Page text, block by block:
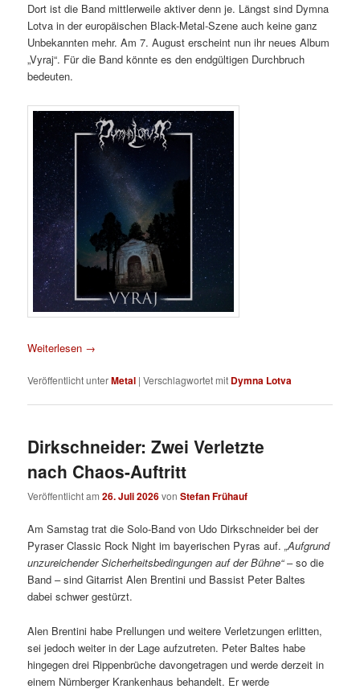
Dort ist die Band mittlerweile aktiver denn je. Längst sind Dymna
Lotva in der europäischen Black-Metal-Szene auch keine ganz
Unbekannten mehr. Am 7. August erscheint nun ihr neues Album
„Vyraj“. Für die Band könnte es den endgültigen Durchbruch
bedeuten.
Weiterlesen →
Veröffentlicht unterMetal |Verschlagwortet mit Dymna Lotva
Dirkschneider: Zwei Verletzte
nach Chaos-Auftritt
Veröffentlicht am26. Juli 2026vonStefan Frühauf
Am Samstag trat die Solo-Band von Udo Dirkschneider bei der
Pyraser Classic Rock Night im bayerischen Pyras auf.„Aufgrund
unzureichender Sicherheitsbedingungen auf der Bühne“– so die
Band – sind Gitarrist Alen Brentini und Bassist Peter Baltes
dabei schwer gestürzt.
Alen Brentini habe Prellungen und weitere Verletzungen erlitten,
sei jedoch weiter in der Lage aufzutreten. Peter Baltes habe
hingegen drei Rippenbrüche davongetragen und werde derzeit in
einem Nürnberger Krankenhaus behandelt. Er werde